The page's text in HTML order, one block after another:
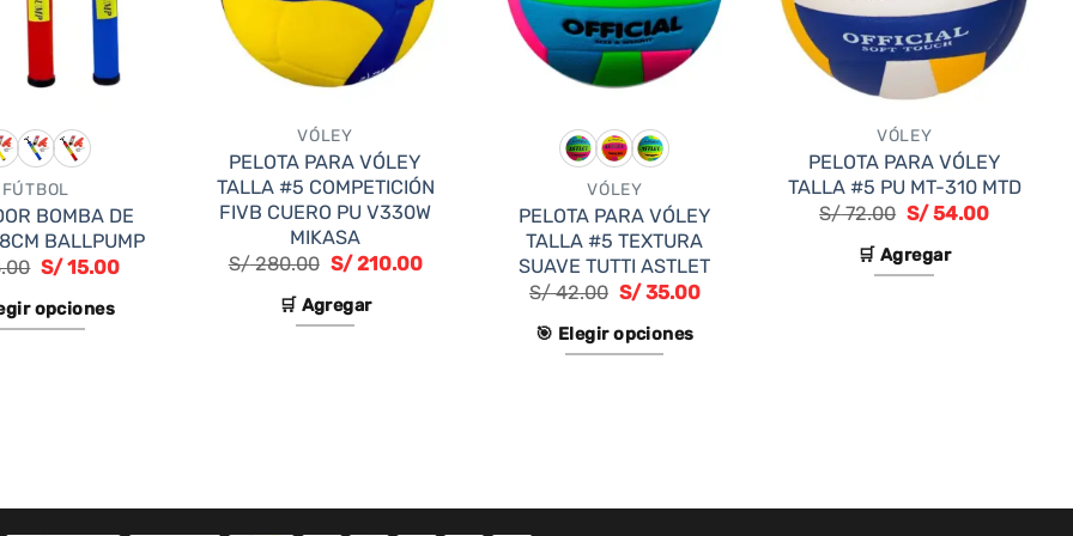
FÚTBOL
BOMBA DE
BALLPUMP
S/ 15.00
opciones
opciones
VÓLEY
PELOTA PARA VÓLEY
TALLA #5 COMPETICIÓN
FIVB CUERO PU V330W
MIKASA
S/280.00 El
original
era:
S/210.00El
🛒 Agregar
VÓLEY
PELOTA PARA VÓLEY
TALLA #5 TEXTURA
SUAVE TUTTI ASTLET
S/42.00 S/35.00
🎯 Elegir opciones
VÓLEY
PELOTA PARA VÓLEY
TALLA #5 PU MT-310 MTD
S/72.00 El
original
era:
S/ 54.00El
🛒 Agregar